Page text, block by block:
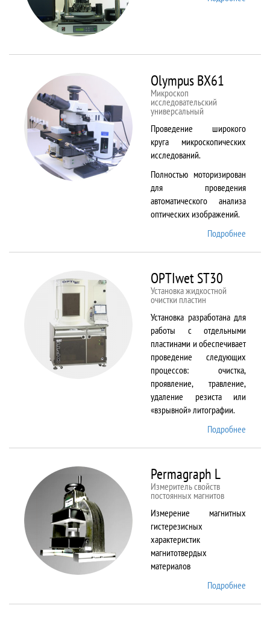
Olympus BX61
Микроскоп
исследовательский
универсальный
Проведение широкого
круга микроскопических
исследований.
Полностью моторизирован
для проведения
автоматического анализа
оптических изображений.
Подробнее
OPTIwet ST30
Установка жидкостной
очистки пластин
Установка разработана для
работы с отдельными
пластинами и обеспечивает
проведение следующих
процессов: очистка,
проявление, травление,
удаление резиста или
«взрывной» литографии.
Подробнее
Permagraph L
Измеритель свойств
постоянных магнитов
Измерение магнитных
гистерезисных
характеристик
магнитотвердых
материалов
Подробнее